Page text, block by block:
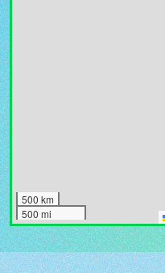
500 km
500 mi